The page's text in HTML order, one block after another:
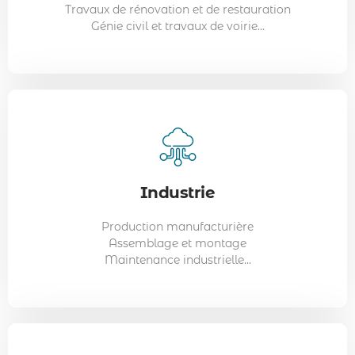
Travaux de rénovation et de restauration
Génie civil et travaux de voirie...
Industrie
Production manufacturière
Assemblage et montage
Maintenance industrielle...
Ingénieurs en production
Superviseurs de ligne...
Transport
Exemples de métiers :
Gestionnaires de flotte
Agents logistiques
Conducteurs de transport en commun...